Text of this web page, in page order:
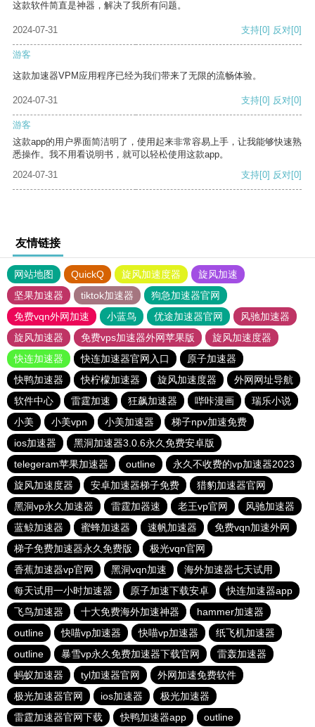
这款软件简直是神器，解决了我所有问题。
2024-07-31 支持[0] 反对[0]
游客
这款加速器VPM应用程序已经为我们带来了无限的流畅体验。
2024-07-31 支持[0] 反对[0]
游客
这款app的用户界面简洁明了，使用起来非常容易上手，让我能够快速熟
悉操作。我不用看说明书，就可以轻松使用这款app。
2024-07-31
支持[0] 反对[0]
友情链接
网站地图 QuickQ 旋风加速度器
旋风加速
坚果加速器
tiktok加速器
狗急加速器官网
免费vqn外网加速
小蓝鸟 优途加速器官网
风驰加速器
旋风加速器
免费vps加速器外网苹果版
旋风加速度器
快连加速器
快连加速器官网入口
原子加速器
快鸭加速器
快柠檬加速器 旋风加速度器
外网网址导航
软件中心
雷霆加速 狂飙加速器 哔咔漫画
瑞乐小说
小美
小美vpn 小美加速器
梯子npv加速免费
ios加速器
黑洞加速器3.0.6永久免费安卓版
telegeram苹果加速器
outline
永久不收费的vp加速器2023
旋风加速度器
安卓加速器梯子免费
猎豹加速器官网
黑洞vp永久加速器
雷霆加器速 老王vp官网
风驰加速器
蓝鲸加速器
蜜蜂加速器 速帆加速器
免费vqn加速外网
梯子免费加速器永久免费版
极光vqn官网
香蕉加速器vp官网
黑洞vqn加速
海外加速器七天试用
每天试用一小时加速器
原子加速下载安卓
快连加速器app
飞鸟加速器
十大免费海外加速神器
hammer加速器
outline
快喵vp加速器 快喵vp加速器
纸飞机加速器
outline
暴雪vp永久免费加速器下载官网
雷轰加速器
蚂蚁加速器
tyl加速器官网
外网加速免费软件
极光加速器官网
ios加速器
极光加速器
雷霆加速器官网下载
快鸭加速器app outline